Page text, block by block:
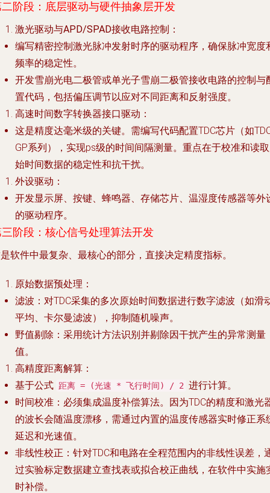
阶段：底层驱动与硬件抽象层开发
激光驱动与APD/SPAD接收电路控制 ：
编写精密控制激光脉冲发射时序的驱动程序，确保脉冲宽度
频率的稳定性。
开发雪崩光电二极管或单光子雪崩二极管接收电路的控制与
置代码，包括偏压调节以应对不同距离和反射强度。
高速时间数字转换器接口驱动 ：
这是精度达毫米级的关键。需编写代码配置TDC芯片（如
GP系列），实现ps级的时间间隔测量。重点在于校准和读
始时间数据的稳定性和抗干扰。
外设驱动 ：
开发显示屏、按键、蜂鸣器、存储芯片、温湿度传感器等外
的驱动程序。
阶段：核心信号处理算法开发
软件中最复杂、最核心的部分，直接决定精度指标。
原始数据预处理 ：
滤波 ：对TDC采集的多次原始时间数据进行数字滤波（如滑
平均、卡尔曼滤波），抑制随机噪声。
野值剔除 ：采用统计方法识别并剔除因干扰产生的异常测量
值。
高精度距离解算 ：
基于公式 距离 = (光速 * 飞行时间) / 2 进行计算。
时间校准 ：必须集成温度补偿算法。因为TDC的精度和激光
的波长会随温度漂移，需通过内置的温度传感器实时修正系
延迟和光速值。
非线性校正 ：针对TDC和电路在全程范围内的非线性误差，
过实验标定数据建立查找表或拟合校正曲线，在软件中实施
时补偿。